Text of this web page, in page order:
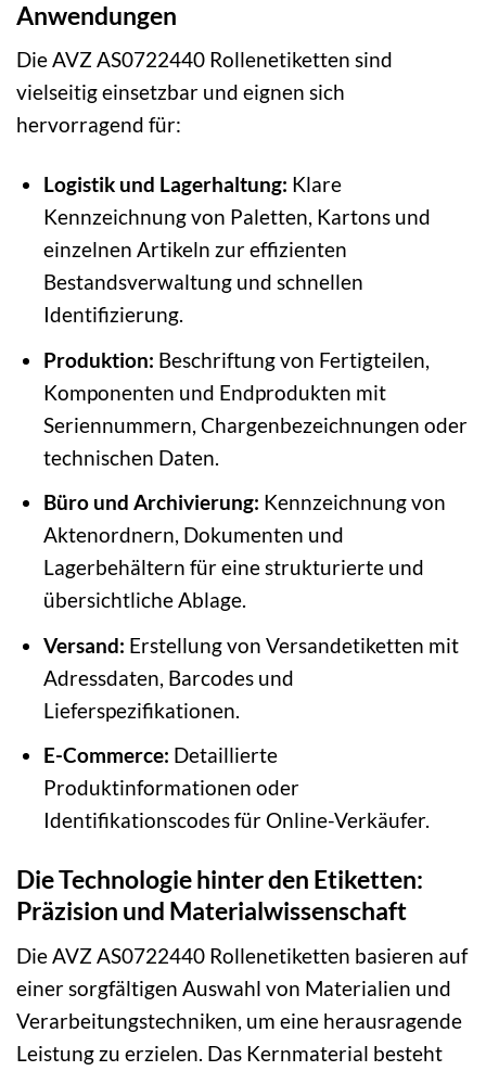
Anwendungen
Die AVZ AS0722440 Rollenetiketten sind
vielseitig einsetzbar und eignen sich
hervorragend für:
Logistik und Lagerhaltung: Klare
Kennzeichnung von Paletten, Kartons und
einzelnen Artikeln zur effizienten
Bestandsverwaltung und schnellen
Identifizierung.
Produktion: Beschriftung von Fertigteilen,
Komponenten und Endprodukten mit
Seriennummern, Chargenbezeichnungen oder
technischen Daten.
Büro und Archivierung: Kennzeichnung von
Aktenordnern, Dokumenten und
Lagerbehältern für eine strukturierte und
übersichtliche Ablage.
Versand: Erstellung von Versandetiketten mit
Adressdaten, Barcodes und
Lieferspezifikationen.
E-Commerce: Detaillierte
Produktinformationen oder
Identifikationscodes für Online-Verkäufer.
Die Technologie hinter den Etiketten:
Präzision und Materialwissenschaft
Die AVZ AS0722440 Rollenetiketten basieren auf
einer sorgfältigen Auswahl von Materialien und
Verarbeitungstechniken, um eine herausragende
Leistung zu erzielen. Das Kernmaterial besteht